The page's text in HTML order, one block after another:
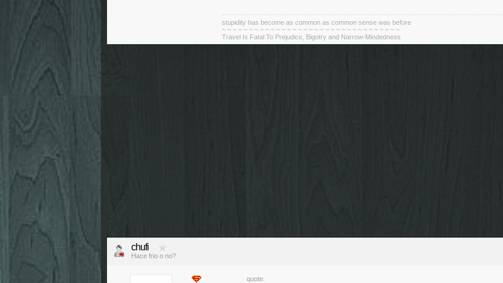
stupidity has become as common as common sense was before
~ ~ ~ ~ ~ ~ ~ ~ ~ ~ ~ ~ ~ ~ ~ ~ ~ ~ ~ ~ ~ ~ ~ ~ ~ ~ ~ ~ ~ ~ ~ ~ ~
Travel Is Fatal To Prejudice, Bigotry and Narrow-Mindedness
chufi
Hace frio o no?
quote: